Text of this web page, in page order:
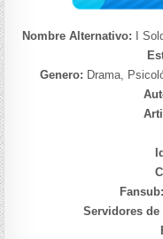
Nombre Alternativo:
I
Genero: Drama,
Fansub:
Servidores de